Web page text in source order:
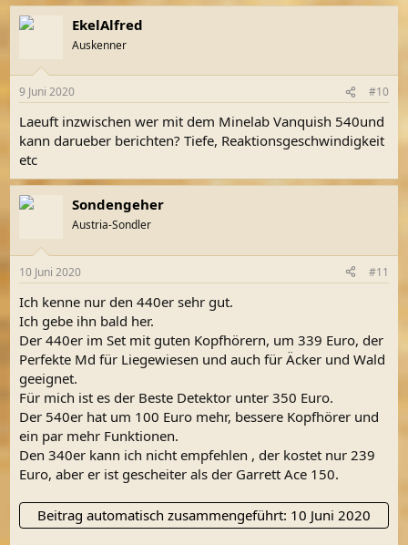
EkelAlfred
Auskenner
9 Juni 2020 #10
Laeuft inzwischen wer mit dem Minelab Vanquish 540und
kann darueber berichten? Tiefe, Reaktionsgeschwindigkeit
etc
Sondengeher
Austria-Sondler
10 Juni 2020 #11
Ich kenne nur den 440er sehr gut.
Ich gebe ihn bald her.
Der 440er im Set mit guten Kopfhörern, um 339 Euro, der
Perfekte Md für Liegewiesen und auch für Äcker und Wald
geeignet.
Für mich ist es der Beste Detektor unter 350 Euro.
Der 540er hat um 100 Euro mehr, bessere Kopfhörer und
ein par mehr Funktionen.
Den 340er kann ich nicht empfehlen , der kostet nur 239
Euro, aber er ist gescheiter als der Garrett Ace 150.
Beitrag automatisch zusammengeführt: 10 Juni 2020